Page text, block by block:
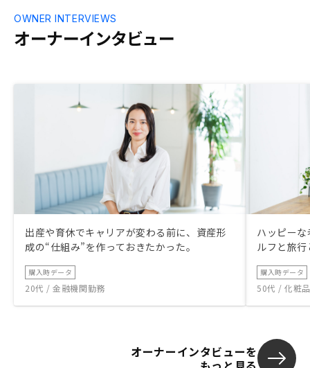
オーナーインタビュー
OWNER INTERVIEWS
出産や育休でキャリアが変わる前に、資産形
成の“仕組み”を作っておきたかった。
購入時データ
20代 / 金融機関勤務
ハッピー
ルフと旅
購入時データ
50代 / 化粧
オーナーインタビューを